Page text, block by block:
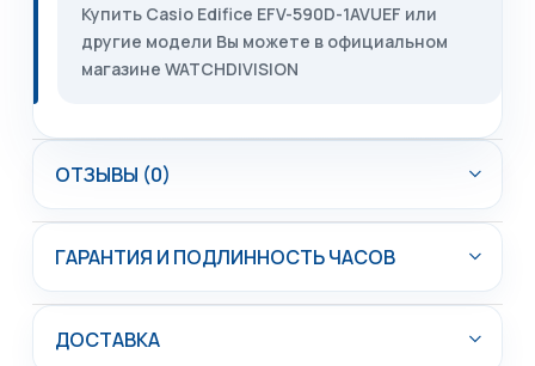
Купить Casio Edifice EFV-590D-1AVUEF или
другие модели Вы можете в официальном
магазине WATCHDIVISION
ОТЗЫВЫ (0)
ГАРАНТИЯ И ПОДЛИННОСТЬ ЧАСОВ
ДОСТАВКА